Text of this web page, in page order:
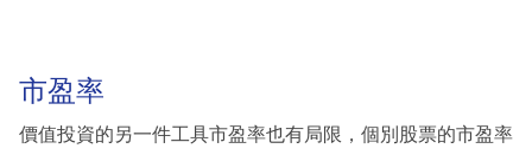
市盈率
價值投資的另一件工具市盈率也有局限，個別股票的市盈率